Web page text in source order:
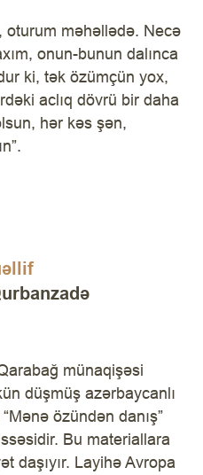
oturum məhəllədə. Necə
onun-bunun dalınca
ki, tək özümçün yox,
aclıq dövrü bir daha
hər kəs şən,
münaqişəsi
düşmüş azərbaycanlı
özündən danış”
Bu materiallara
daşıyır. Layihə Avropa